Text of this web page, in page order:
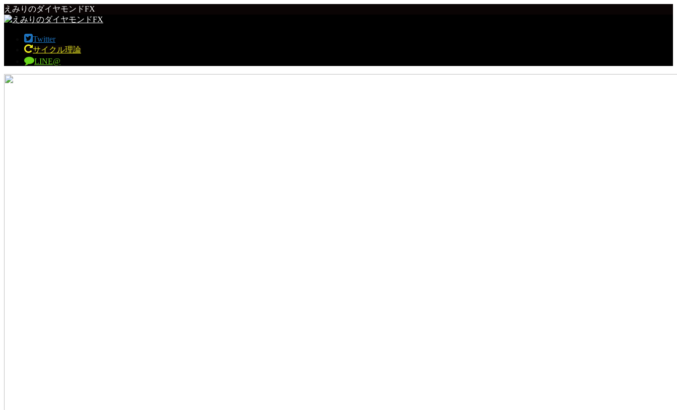
えみりのダイヤモンドFX
Twitter
サイクル理論
LINE@